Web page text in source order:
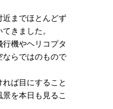
近までほとんどず
きました。
行機やヘリコプタ
ならではのもので
ば目にすること
を本日も見るこ